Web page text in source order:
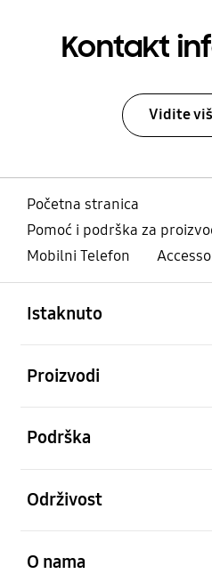
Kontakt
Vidite
Početna stranica
Pomoć i podrška za
Mobilni Telefon
Istaknuto
Proizvodi
Podrška
Održivost
O nama